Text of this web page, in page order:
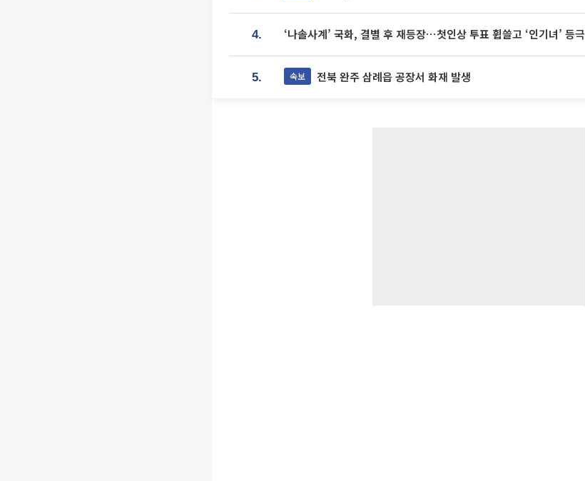
4. ‘나솔사계’ 국화, 결별 후 재등장⋯첫인상 투표 휩쓸고 ‘인기녀’ 등극
5. 속보 전북 완주 삼례읍 공장서 화재 발생